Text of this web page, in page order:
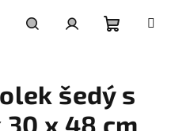
košík
šedý s
30 x 48 cm